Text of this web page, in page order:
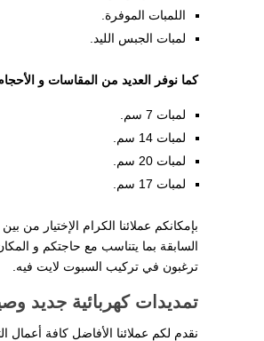
اللمبات الموفرة.
لمبات الجبس الليد.
كما نوفر العديد من المقاسات و
لمبات 7 سم.
لمبات 14 سم.
لمبات 20 سم.
لمبات 17 سم.
بإمكانكم عملائنا الكرام الإختيار من بين
السابقة بما يتناسب مع حاجتكم و
ترغبون في تركيب السبوت لايت فيه.
تمديدات كهربائية جديد
نقدم لكم عملائنا الأفاضل كافة أعمال